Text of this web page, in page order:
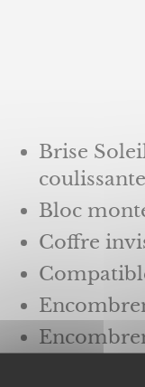
Brise
Bloc
Coffre